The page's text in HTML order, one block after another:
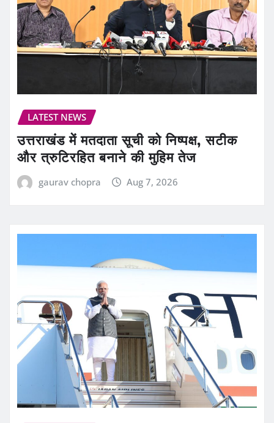
LATEST NEWS
उत्तराखंड में मतदाता सूची को निष्पक्ष, सटीक
और त्रुटिरहित बनाने की मुहिम तेज
gaurav chopra Aug 7, 2026